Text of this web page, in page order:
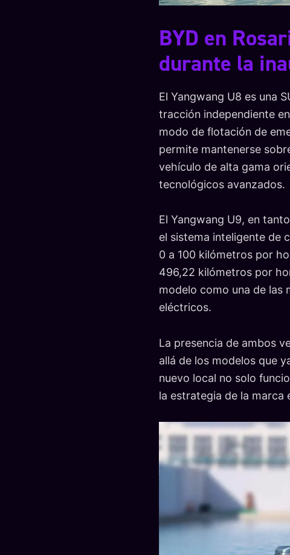
BYD en
durante la
El Yangwang U8 es una
tracción independiente
modo de flotación de
permite mantenerse
vehículo de alta gama
tecnológicos avanzados.
El Yangwang U9, en
el sistema inteligente de
0 a 100 kilómetros por
496,22 kilómetros por
modelo como una de las
eléctricos.
La presencia de ambos
allá de los modelos que
nuevo local no solo
la estrategia de la marca